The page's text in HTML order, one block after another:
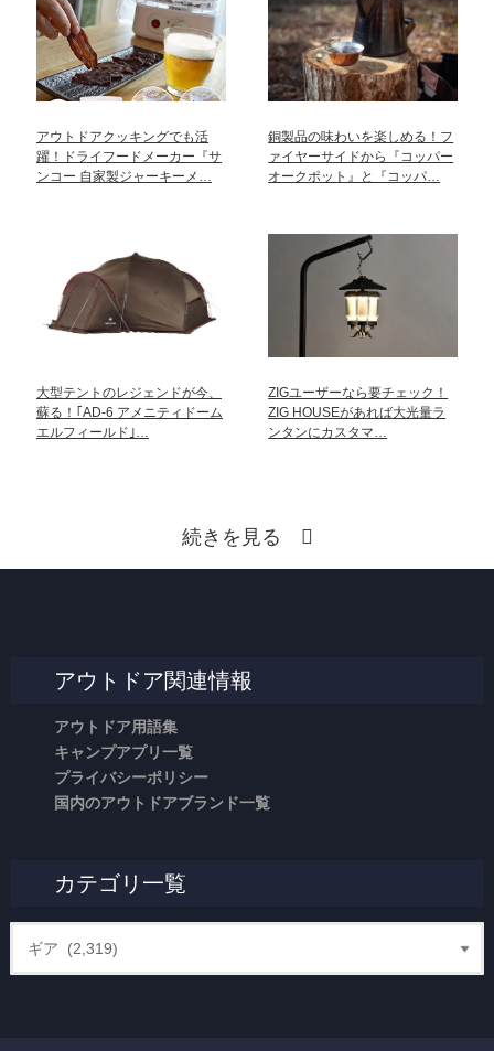
アウトドアクッキングでも活
躍！ドライフードメーカー『サ
ンコー 自家製ジャーキーメ…
銅製品の味わいを楽しめる！フ
ァイヤーサイドから『コッパー
オークポット』と『コッパ…
大型テントのレジェンドが今、
蘇る！｢AD-6 アメニティドーム
エルフィールド｣…
ZIGユーザーなら要チェック！
ZIG HOUSEがあれば大光量ラ
ンタンにカスタマ…
続きを見る
アウトドア関連情報
アウトドア用語集
キャンプアプリ一覧
プライバシーポリシー
国内のアウトドアブランド一覧
カテゴリ一覧